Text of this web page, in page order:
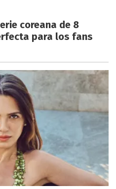
coreana de 8
para los fans